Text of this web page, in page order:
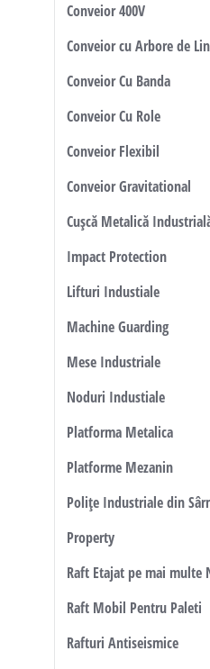
Conveior 400V
Conveior cu Arbore de
Conveior Cu Banda
Conveior Cu Role
Conveior Flexibil
Conveior Gravitational
Cușcă Metalică
Impact Protection
Lifturi Industiale
Machine Guarding
Mese Industriale
Noduri Industiale
Platforma Metalica
Platforme Mezanin
Polițe Industriale din
Property
Raft Etajat pe mai multe
Raft Mobil Pentru Paleti
Rafturi Antiseismice